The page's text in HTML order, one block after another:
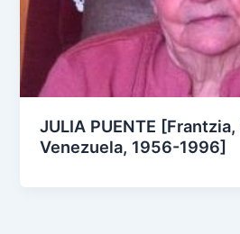
JULIA PUENTE
Venezuela, 1956-1996]